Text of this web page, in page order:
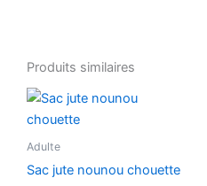
Produits similaires
Adulte
Sac jute nounou chouette